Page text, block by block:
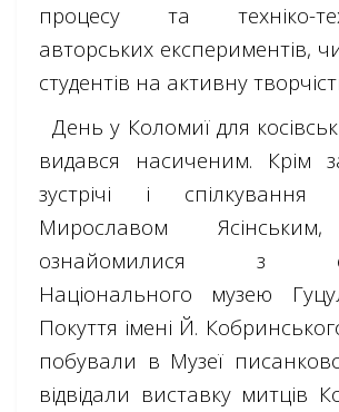
процесу та техніко-
авторських експериментів,
студентів на активну
День у Коломиї для
видався насиченим. Крім
зустрічі і
Мирославом
ознайомилися з
Національного музею
Покуття імені Й.
побували в Музеї
відвідали виставку митців